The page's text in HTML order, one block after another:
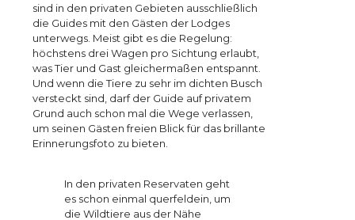
sind in den privaten Gebieten ausschließlich
die Guides mit den Gästen der Lodges
unterwegs. Meist gibt es die Regelung:
höchstens drei Wagen pro Sichtung erlaubt,
was Tier und Gast gleichermaßen entspannt.
Und wenn die Tiere zu sehr im dichten Busch
versteckt sind, darf der Guide auf privatem
Grund auch schon mal die Wege verlassen,
um seinen Gästen freien Blick für das brillante
Erinnerungsfoto zu bieten.
In den privaten Reservaten geht
es schon einmal querfeldein, um
die Wildtiere aus der Nähe